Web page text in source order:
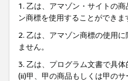
1. 乙は、アマゾン・サイトの
ン商標を使用することができま
2. 乙は、アマゾン商標の使用
ません。
3. 乙は、プログラム文書で具
(ii)甲、甲の商品もしくは甲の